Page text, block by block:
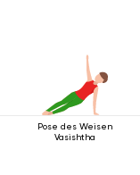
Pose des Weisen
Vasishtha